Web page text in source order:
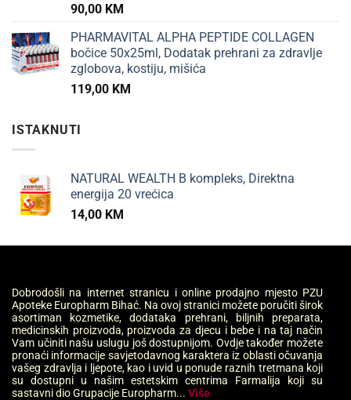
90,00 KM
PHARMAVITAL ALPHA PEPTIDE COLLAGEN
bočice 50x25ml, Dodatak prehrani za zdravlje
zglobova, kostiju, mišića
119,00 KM
ISTAKNUTI
NATURAL WEALTH B kompleks, Direktna
energija 20 vrećica
14,00 KM
Dobrodošli na internet stranicu i online prodajno mjesto PZU
Apoteke Europharm Bihać. Na ovoj stranici možete poručiti širok
asortiman kozmetike, dodataka prehrani, biljnih preparata,
medicinskih proizvoda, proizvoda za djecu i bebe i na taj način
Vam učiniti našu uslugu još dostupnijom. Ovdje također možete
pronaći informacije savjetodavnog karaktera iz oblasti očuvanja
vašeg zdravlja i ljepote, kao i uvid u ponude raznih tretmana koji
su dostupni u našim estetskim centrima Farmalija koji su
sastavni dio Grupacije Europharm... Više